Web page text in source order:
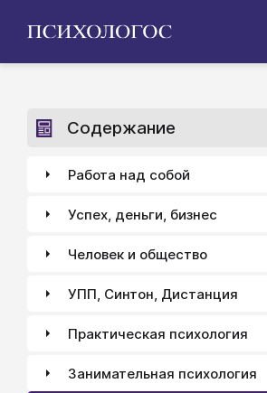
Содержание
Работа над собой
Успех, деньги, бизнес
Человек и общество
УПП, Синтон, Дистанция
Практическая психология
Занимательная психология